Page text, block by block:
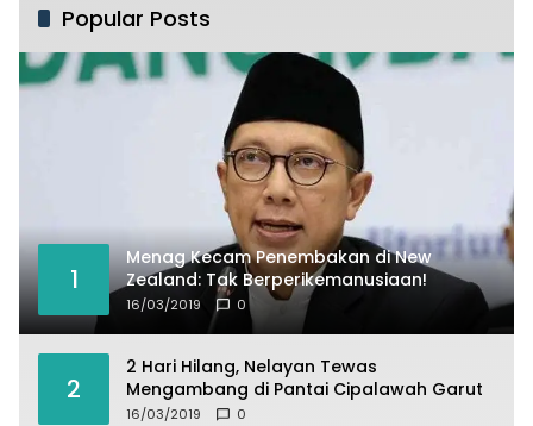
Popular Posts
1
Menag Kecam Penembakan di New
Zealand: Tak Berperikemanusiaan!
16/03/2019 0
2
2 Hari Hilang, Nelayan Tewas
Mengambang di Pantai Cipalawah Garut
16/03/2019 0